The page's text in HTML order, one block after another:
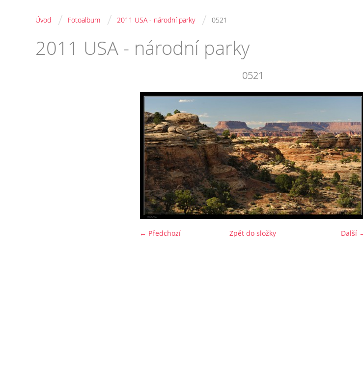
Úvod / Fotoalbum / 2011 USA - národní parky / 0521
2011 USA - národní parky
0521
← Předchozí Další
Zpět do složky